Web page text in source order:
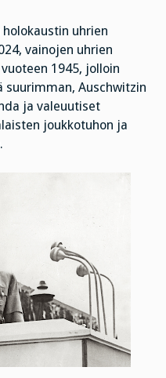
uhrien
vainojen uhrien
1945, jolloin
Auschwitzin
ja valeuutiset
joukkotuhon ja